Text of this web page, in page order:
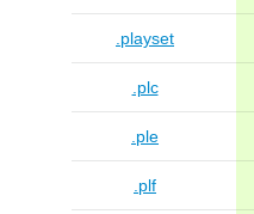
.playset
.plc
.ple
.plf